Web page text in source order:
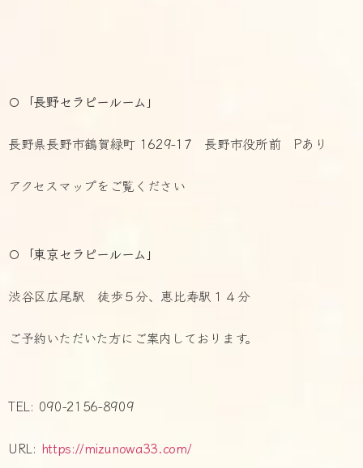
〇「長野セラピールーム」
長野県長野市鶴賀緑町 1629-17 長野市役所前 Pあり
アクセスマップをご覧ください
〇「東京セラピールーム」
渋谷区広尾駅 徒歩５分、恵比寿駅１４分
ご予約いただいた方にご案内しております。
TEL: 090-2156-8909
URL: https://mizunowa33.com/